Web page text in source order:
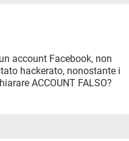
account Facebook, non
hackerato, nonostante i
ACCOUNT FALSO?